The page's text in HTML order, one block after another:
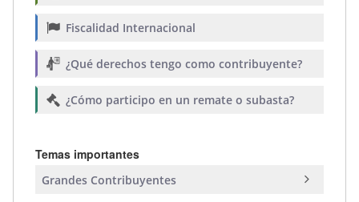
Fiscalidad Internacional
¿Qué derechos tengo como contribuyente?
¿Cómo participo en un remate o subasta?
Temas importantes
Grandes Contribuyentes